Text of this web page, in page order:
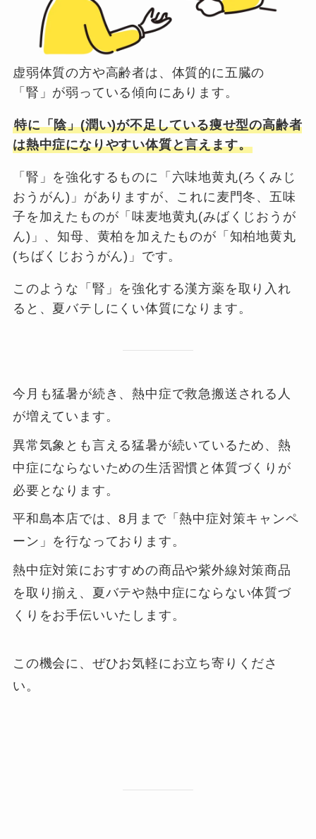
虚弱体質の方や高齢者は、体質的に五臓の
「腎」が弱っている傾向にあります。
特に「陰」(潤い)が不足している痩せ型の高齢者
は熱中症になりやすい体質と言えます。
「腎」を強化するものに「六味地黄丸(ろくみじ
おうがん)」がありますが、これに麦門冬、五味
子を加えたものが「味麦地黄丸(みばくじおうが
ん)」、知母、黄柏を加えたものが「知柏地黄丸
(ちばくじおうがん)」です。
このような「腎」を強化する漢方薬を取り入れ
ると、夏バテしにくい体質になります。
今月も猛暑が続き、熱中症で救急搬送される人
が増えています。
異常気象とも言える猛暑が続いているため、熱
中症にならないための生活習慣と体質づくりが
必要となります。
平和島本店では、8月まで「熱中症対策キャンペ
ーン」を行なっております。
熱中症対策におすすめの商品や紫外線対策商品
を取り揃え、夏バテや熱中症にならない体質づ
くりをお手伝いいたします。
この機会に、ぜひお気軽にお立ち寄りくださ
い。